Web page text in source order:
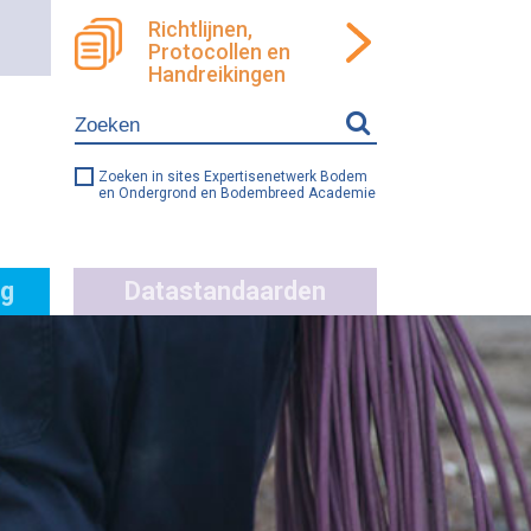
Richtlijnen,
Protocollen en
Handreikingen
Zoeken in sites Expertisenetwerk Bodem
en Ondergrond en Bodembreed Academie
Datastandaarden